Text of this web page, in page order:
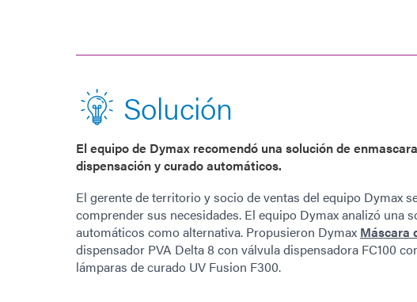
Solución
El equipo de Dymax recomendó una solución de
dispensación y curado automáticos.
El gerente de territorio y socio de ventas del equipo Dymax
comprender sus necesidades. El equipo Dymax analizó una
automáticos como alternativa. Propusieron Dymax Máscara
dispensador PVA Delta 8 con válvula dispensadora FC100
lámparas de curado UV Fusion F300.